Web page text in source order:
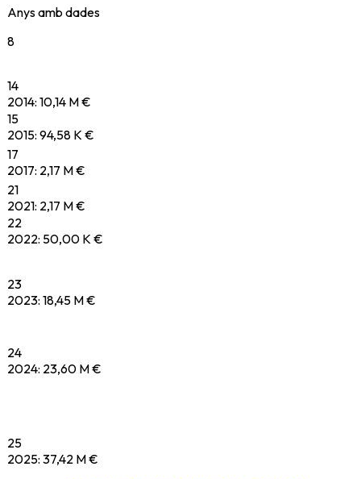
Anys amb dades
8
14
2014: 10,14 M €
15
2015: 94,58 K €
17
2017: 2,17 M €
21
2021: 2,17 M €
22
2022: 50,00 K €
23
2023: 18,45 M €
24
2024: 23,60 M €
25
2025: 37,42 M €